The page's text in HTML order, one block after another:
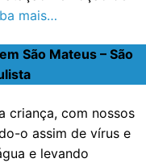
mais…
São Mateus – São
criança, com nossos
o assim de vírus e
e levando